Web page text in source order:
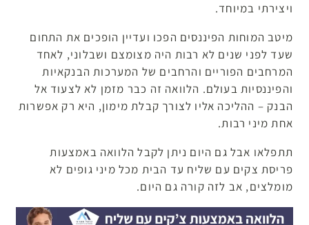
ויצירתי במיוחד.
מיטב המוחות הפיננסים הפכו ועדיין הופכים את התחום
שעד לפני שנים לא רבות היה מצומצם ושבלוני, לאחד
המרחבים הפוריים והרחבים של המערכות הבנקאיות
והפיננסיות בעולם. הלוואה זה כבר מזמן לא לצעוד אל
הבנק – ההליכה אליו לצורך קבלת מימון, היא רק אפשרות
אחת מיני רבות.
תתפלאו אבל גם היום ניתן לקבל הלוואה באמצעות
פריסת צקים עם שליח עד הבית מכל מיני גופים לא
מומלצים, אב לזה קורה גם היום.